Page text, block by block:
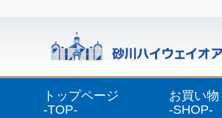
トップページ
-TOP-
お買い物
-SHOP-